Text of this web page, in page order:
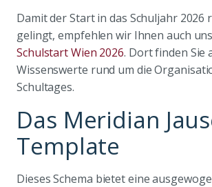
Damit der Start in das Schuljahr 2026
gelingt, empfehlen wir Ihnen auch
Schulstart Wien 2026. Dort finden Sie
Wissenswerte rund um die
Schultages.
Das Meridian
Template
Dieses Schema bietet eine